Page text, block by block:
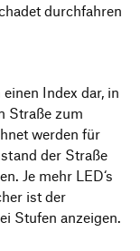
durchfahren
Index dar, in
Straße zum
werden für
der Straße
Je mehr LED‘s
ist der
Stufen anzeigen.